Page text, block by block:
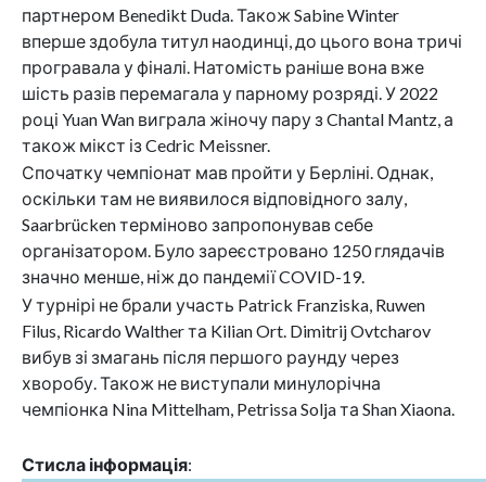
партнером Benedikt Duda. Також Sabine Winter
вперше здобула титул наодинці, до цього вона тричі
програвала у фіналі. Натомість раніше вона вже
шість разів перемагала у парному розряді. У 2022
році Yuan Wan виграла жіночу пару з Chantal Mantz, а
також мікст із Cedric Meissner.
Спочатку чемпіонат мав пройти у Берліні. Однак,
оскільки там не виявилося відповідного залу,
Saarbrücken терміново запропонував себе
організатором. Було зареєстровано 1250 глядачів
значно менше, ніж до пандемії COVID-19.
У турнірі не брали участь Patrick Franziska, Ruwen
Filus, Ricardo Walther та Kilian Ort. Dimitrij Ovtcharov
вибув зі змагань після першого раунду через
хворобу. Також не виступали минулорічна
чемпіонка Nina Mittelham, Petrissa Solja та Shan Xiaona.
Стисла інформація: